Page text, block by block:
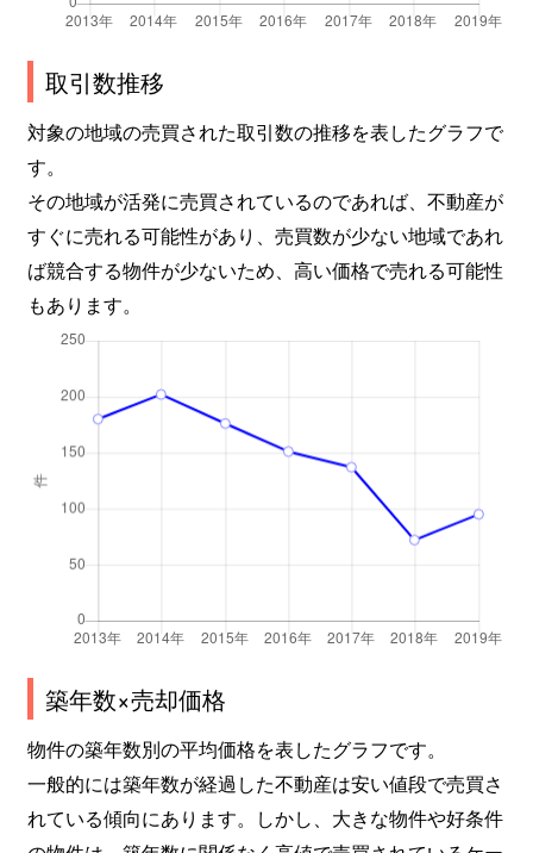
取引数推移
対象の地域の売買された取引数の推移を表したグラフで
す。
その地域が活発に売買されているのであれば、不動産が
すぐに売れる可能性があり、売買数が少ない地域であれ
ば競合する物件が少ないため、高い価格で売れる可能性
もあります。
築年数×売却価格
物件の築年数別の平均価格を表したグラフです。
一般的には築年数が経過した不動産は安い値段で売買さ
れている傾向にあります。しかし、大きな物件や好条件